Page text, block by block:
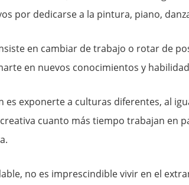
por dedicarse a la pintura, piano,
en cambiar de trabajo o rotar de
en nuevos conocimientos y
es exponerte a culturas diferentes, al
cuanto más tiempo trabajan en
no es imprescindible vivir en el